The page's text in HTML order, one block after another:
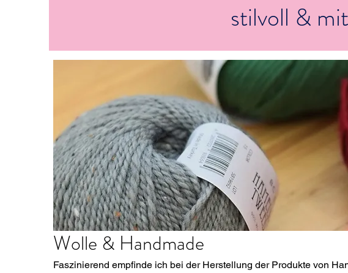
stilvoll &
Wolle & Handmade
Faszinierend empfinde ich bei der Herstellung der Produkte von